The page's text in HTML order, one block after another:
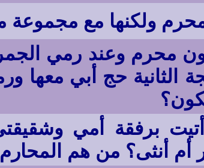
ولكنها مع مجموعة
محرم وعند رمي
الثانية حج أبي معها
برفقة أمي
أنثى؟ من هم